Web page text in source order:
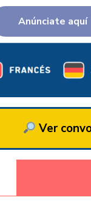
Anúnciate aquí
Ver